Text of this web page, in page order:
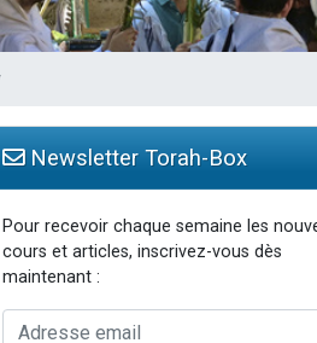
Newsletter Torah-Box
Pour recevoir chaque semaine les
cours et articles, inscrivez-vous dès
maintenant :